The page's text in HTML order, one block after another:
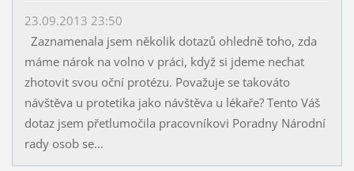
23.09.2013 23:50
Zaznamenala jsem několik dotazů ohledně toho, zda
máme nárok na volno v práci, když si jdeme nechat
zhotovit svou oční protézu. Považuje se takováto
návštěva u protetika jako návštěva u lékaře? Tento Váš
dotaz jsem přetlumočila pracovníkovi Poradny Národní
rady osob se...